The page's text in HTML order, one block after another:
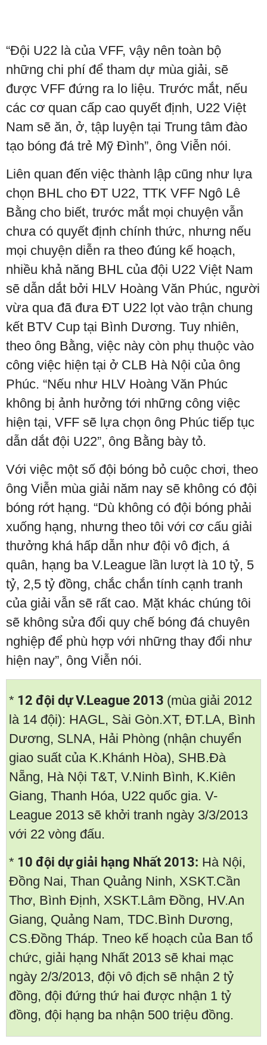
“Đội U22 là của VFF, vậy nên toàn bộ
những chi phí để tham dự mùa giải, sẽ
được VFF đứng ra lo liệu. Trước mắt, nếu
các cơ quan cấp cao quyết định, U22 Việt
Nam sẽ ăn, ở, tập luyện tại Trung tâm đào
tạo bóng đá trẻ Mỹ Đình”, ông Viễn nói.
Liên quan đến việc thành lập cũng như lựa
chọn BHL cho ĐT U22, TTK VFF Ngô Lê
Bằng cho biết, trước mắt mọi chuyện vẫn
chưa có quyết định chính thức, nhưng nếu
mọi chuyện diễn ra theo đúng kế hoạch,
nhiều khả năng BHL của đội U22 Việt Nam
sẽ dẫn dắt bởi HLV Hoàng Văn Phúc, người
vừa qua đã đưa ĐT U22 lọt vào trận chung
kết BTV Cup tại Bình Dương. Tuy nhiên,
theo ông Bằng, việc này còn phụ thuộc vào
công việc hiện tại ở CLB Hà Nội của ông
Phúc. “Nếu như HLV Hoàng Văn Phúc
không bị ảnh hưởng tới những công việc
hiện tại, VFF sẽ lựa chọn ông Phúc tiếp tục
dẫn dắt đội U22”, ông Bằng bày tỏ.
Với việc một số đội bóng bỏ cuộc chơi, theo
ông Viễn mùa giải năm nay sẽ không có đội
bóng rớt hạng. “Dù không có đội bóng phải
xuống hạng, nhưng theo tôi với cơ cấu giải
thưởng khá hấp dẫn như đội vô địch, á
quân, hạng ba V.League lần lượt là 10 tỷ, 5
tỷ, 2,5 tỷ đồng, chắc chắn tính cạnh tranh
của giải vẫn sẽ rất cao. Mặt khác chúng tôi
sẽ không sửa đổi quy chế bóng đá chuyên
nghiệp để phù hợp với những thay đổi như
hiện nay”, ông Viễn nói.
* 12 đội dự V.League 2013 (mùa giải 2012
là 14 đội): HAGL, Sài Gòn.XT, ĐT.LA, Bình
Dương, SLNA, Hải Phòng (nhận chuyển
giao suất của K.Khánh Hòa), SHB.Đà
Nẵng, Hà Nội T&T, V.Ninh Bình, K.Kiên
Giang, Thanh Hóa, U22 quốc gia. V-
League 2013 sẽ khởi tranh ngày 3/3/2013
với 22 vòng đấu.
* 10 đội dự giải hạng Nhất 2013: Hà Nội,
Đồng Nai, Than Quảng Ninh, XSKT.Cần
Thơ, Bình Định, XSKT.Lâm Đồng, HV.An
Giang, Quảng Nam, TDC.Bình Dương,
CS.Đồng Tháp. Tneo kế hoạch của Ban tổ
chức, giải hạng Nhất 2013 sẽ khai mạc
ngày 2/3/2013, đội vô địch sẽ nhận 2 tỷ
đồng, đội đứng thứ hai được nhận 1 tỷ
đồng, đội hạng ba nhận 500 triệu đồng.